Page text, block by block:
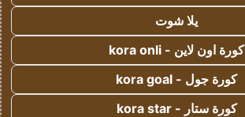
يلا شوت
كورة اون لاين - kora onli
كورة جول - kora goal
كورة ستار - kora star